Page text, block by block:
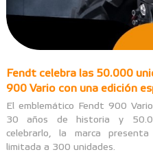
Fendt celebra las 50.000
900 Vario con una edición
El emblemático Fendt 900
30 años de historia y
celebrarlo, la marca
limitada a 300 unidades.